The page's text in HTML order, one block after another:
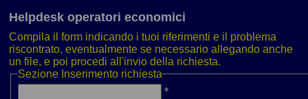
Helpdesk operatori economici
Compila il form indicando i tuoi riferimenti e il problema
riscontrato, eventualmente se necessario allegando anche
un file, e poi procedi all'invio della richiesta.
Sezione Inserimento richiesta
*